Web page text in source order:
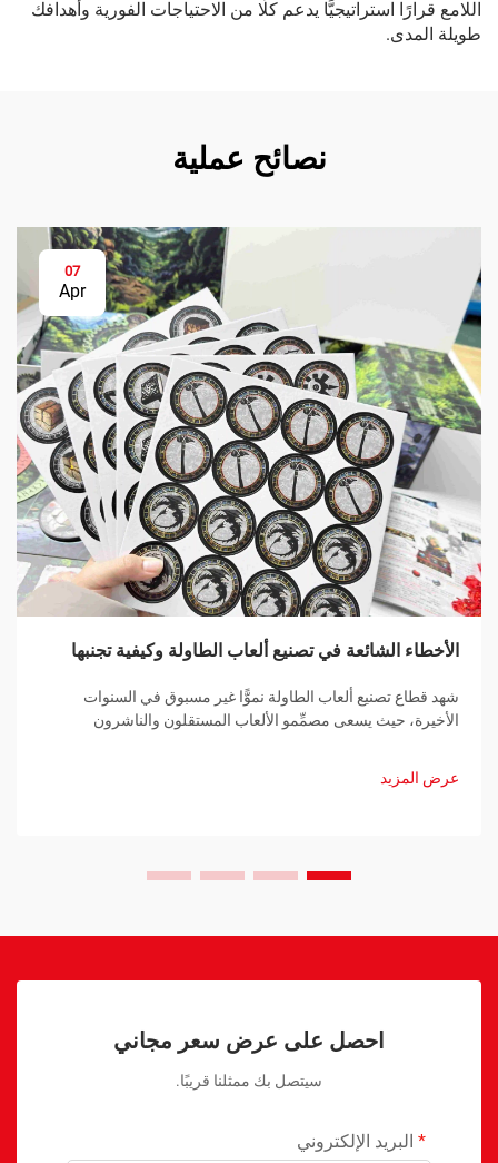
اللامع قرارًا استراتيجيًّا يدعم كلًّا من الاحتياجات الفورية وأهدافك
طويلة المدى.
نصائح عملية
07
Apr
الأخطاء الشائعة في تصنيع ألعاب الطاولة وكيفية تجنبها
شهد قطاع تصنيع ألعاب الطاولة نموًّا غير مسبوق في السنوات
الأخيرة، حيث يسعى مصمِّمو الألعاب المستقلون والناشرون
عرض المزيد
احصل على عرض سعر مجاني
سيتصل بك ممثلنا قريبًا.
البريد الإلكتروني